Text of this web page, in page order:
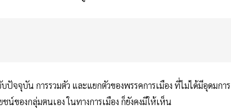
จจุบัน การรวมตัว และแยกตัวของพรรคการเมือง ที่ไม่ได้มีอุดมกา
ของกลุ่มตนเอง ในทางการเมือง ก็ยังคงมีให้เห็น